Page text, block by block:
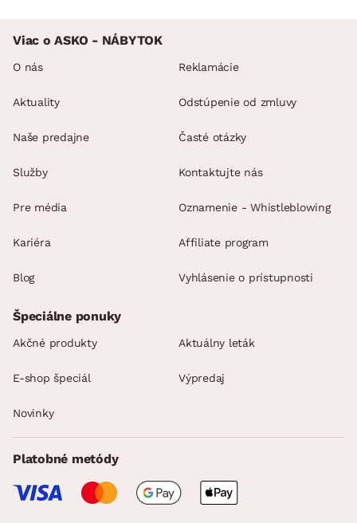
Viac o ASKO - NÁBYTOK
O nás
Aktuality
Naše predajne
Služby
Pre média
Kariéra
Blog
Reklamácie
Odstúpenie od zmluvy
Časté otázky
Kontaktujte nás
Oznamenie - Whistleblowing
Affiliate program
Vyhlásenie o prístupnosti
Špeciálne ponuky
Akčné produkty Aktuálny leták
E-shop špeciál Výpredaj
Novinky
Platobné metódy